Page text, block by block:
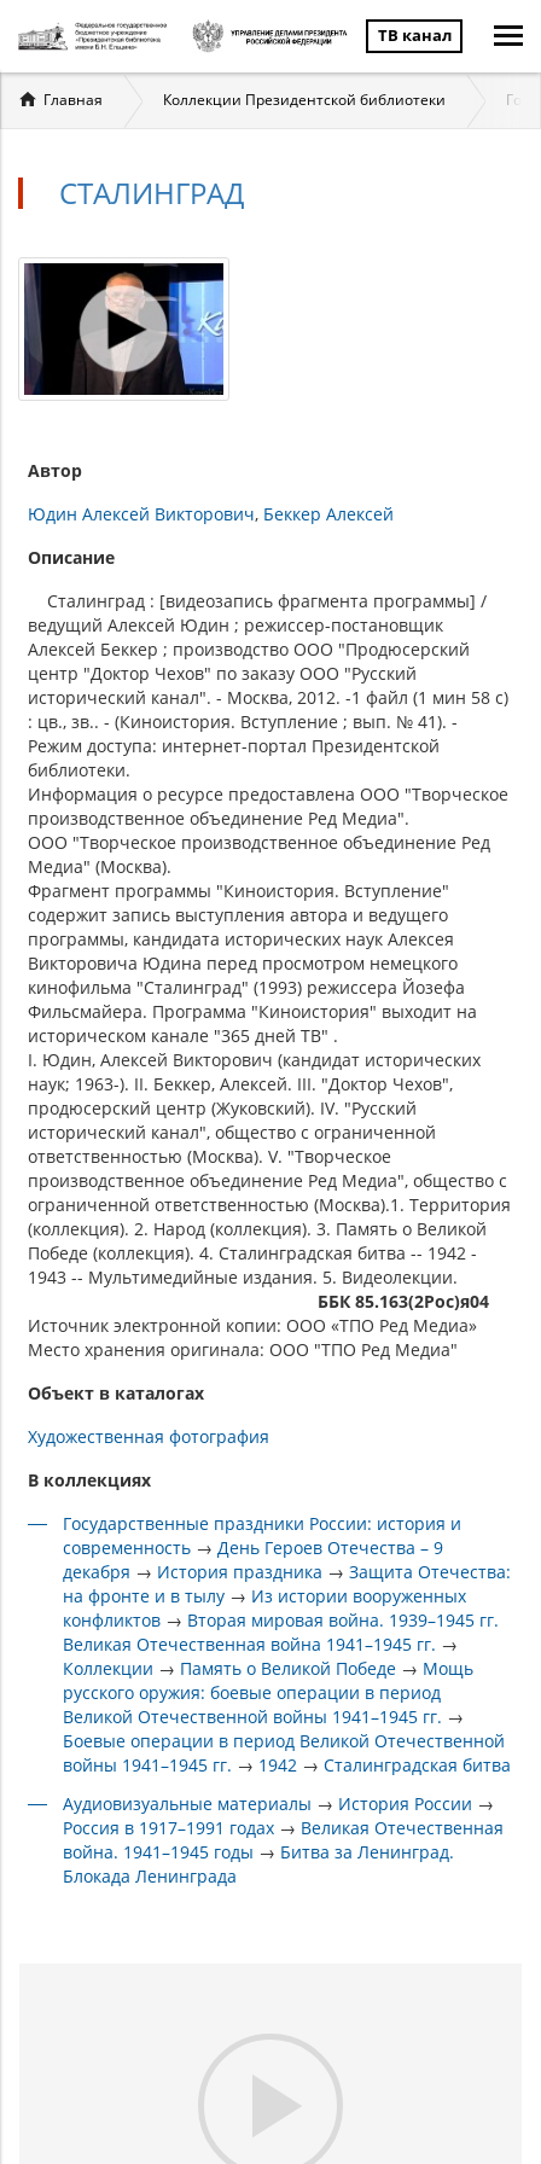
ТВ канал
Вы
здесь
Главная Коллекции Президентской библиотеки
СТАЛИНГРАД
Автор
Юдин Алексей Викторович Беккер Алексей
Описание
Сталинград : [видеозапись фрагмента программы] /
ведущий Алексей Юдин ; режиссер-постановщик
Алексей Беккер ; производство ООО "Продюсерский
центр "Доктор Чехов" по заказу ООО "Русский
исторический канал". - Москва, 2012. -1 файл (1 мин 58 с)
: цв., зв.. - (Киноистория. Вступление ; вып. № 41). -
Режим доступа: интернет-портал Президентской
библиотеки.
Информация о ресурсе предоставлена ООО "Творческое
производственное объединение Ред Медиа".
ООО "Творческое производственное объединение Ред
Медиа" (Москва).
Фрагмент программы "Киноистория. Вступление"
содержит запись выступления автора и ведущего
программы, кандидата исторических наук Алексея
Викторовича Юдина перед просмотром немецкого
кинофильма "Сталинград" (1993) режиссера Йозефа
Фильсмайера. Программа "Киноистория" выходит на
историческом канале "365 дней ТВ" .
I. Юдин, Алексей Викторович (кандидат исторических
наук; 1963-). II. Беккер, Алексей. III. "Доктор Чехов",
продюсерский центр (Жуковский). IV. "Русский
исторический канал", общество с ограниченной
ответственностью (Москва). V. "Творческое
производственное объединение Ред Медиа", общество с
ограниченной ответственностью (Москва).1. Территория
(коллекция). 2. Народ (коллекция). 3. Память о Великой
Победе (коллекция). 4. Сталинградская битва -- 1942 -
1943 -- Мультимедийные издания. 5. Видеолекции.
ББК 85.163(2Рос)я04
Источник электронной копии: ООО «ТПО Ред Медиа»
Место хранения оригинала: ООО "ТПО Ред Медиа"
Объект в каталогах
Художественная фотография
В коллекциях
Государственные праздники России: история и
современность →День Героев Отечества – 9
декабря → История праздника →Защита Отечества:
на фронте и в тылу → Из истории вооруженных
конфликтов → Вторая мировая война. 1939–1945 гг.
Великая Отечественная война 1941–1945 гг. →
Коллекции → Память о Великой Победе → Мощь
русского оружия: боевые операции в период
Великой Отечественной войны 1941–1945 гг. →
Боевые операции в период Великой Отечественной
войны 1941–1945 гг. → 1942 →Сталинградская битва
Аудиовизуальные материалы → История России →
Россия в 1917–1991 годах → Великая Отечественная
война. 1941–1945 годы → Битва за Ленинград.
Блокада Ленинграда
Play